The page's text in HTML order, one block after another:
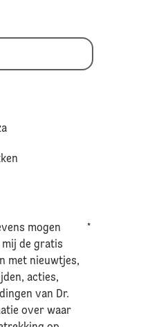
mogen
de gratis
met nieuwtjes,
acties,
van Dr.
over waar
*